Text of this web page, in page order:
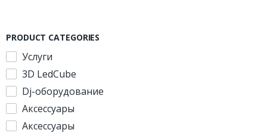
PRODUCT CATEGORIES
Услуги
3D LedCube
Dj-оборудование
Аксессуары
Аксессуары